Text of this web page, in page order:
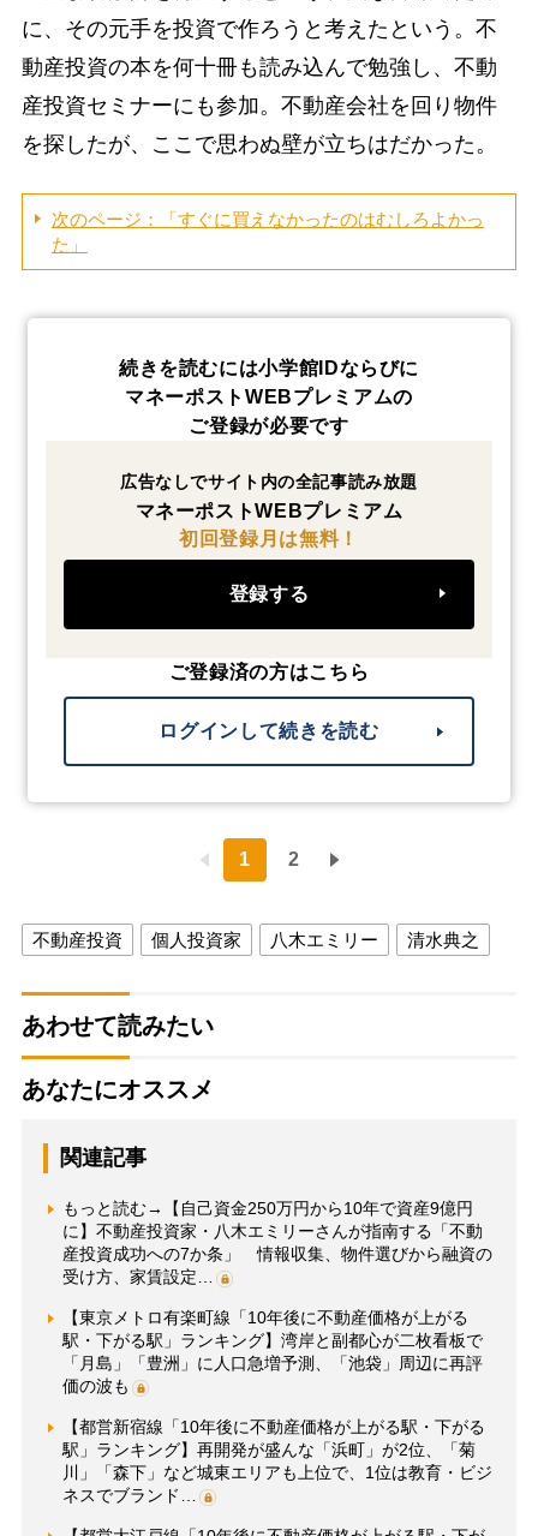
に、その元手を投資で作ろうと考えたという。不
動産投資の本を何十冊も読み込んで勉強し、不動
産投資セミナーにも参加。不動産会社を回り物件
を探したが、ここで思わぬ壁が立ちはだかった。
次のページ：「すぐに買えなかったのはむしろよかっ
た」
続きを読むには小学館IDならびに
マネーポストWEBプレミアムの
ご登録が必要です
広告なしでサイト内の全記事読み放題
マネーポストWEBプレミアム
初回登録月は無料！
登録する
ご登録済の方はこちら
ログインして続きを読む
1 2
不動産投資 個人投資家 八木エミリー 清水典之
あわせて読みたい
あなたにオススメ
関連記事
もっと読む→【自己資金250万円から10年で資産9億円
に】不動産投資家・八木エミリーさんが指南する「不動
産投資成功への7か条」 情報収集、物件選びから融資の
受け方、家賃設定…
【東京メトロ有楽町線「10年後に不動産価格が上がる
駅・下がる駅」ランキング】湾岸と副都心が二枚看板で
「月島」「豊洲」に人口急増予測、「池袋」周辺に再評
価の波も
【都営新宿線「10年後に不動産価格が上がる駅・下がる
駅」ランキング】再開発が盛んな「浜町」が2位、「菊
川」「森下」など城東エリアも上位で、1位は教育・ビジ
ネスでブランド…